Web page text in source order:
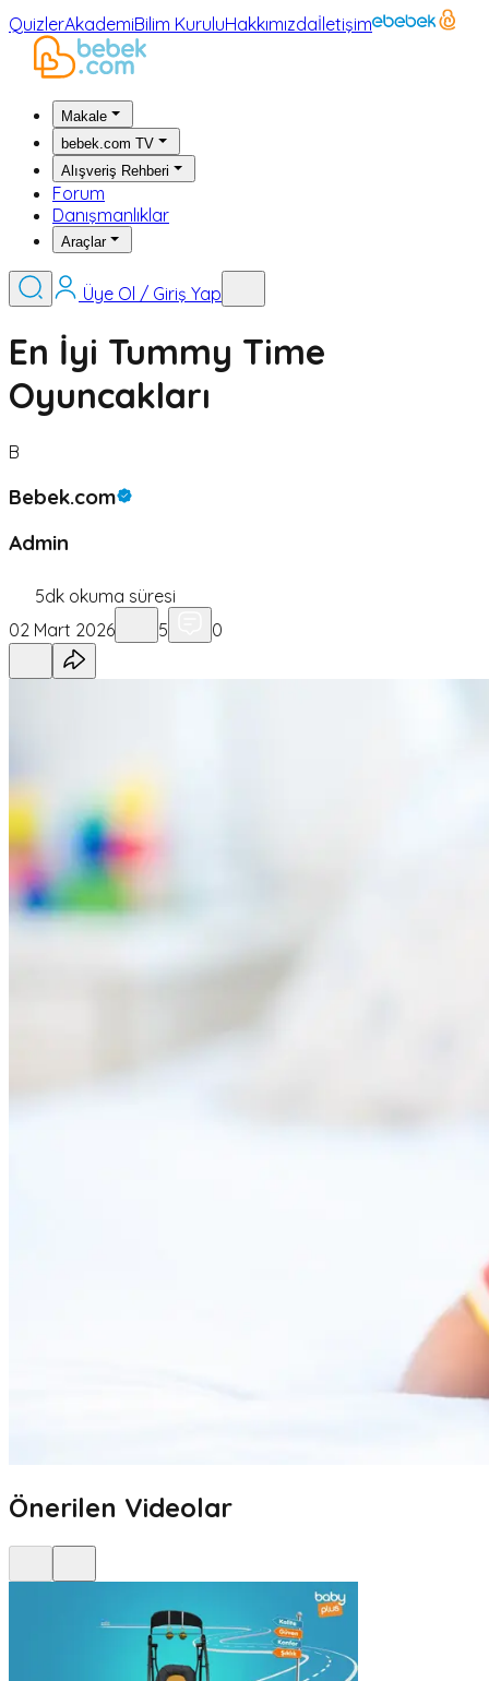
QuizlerAkademiBilim KuruluHakkımızdaİletişim
Makale
bebek.com TV
Alışveriş Rehberi
Forum
Danışmanlıklar
Araçlar
Üye Ol / Giriş Yap
En İyi Tummy Time
Oyuncakları
B
Bebek.com
Admin
5dk okuma süresi
02 Mart 2026
5 0
Önerilen Videolar